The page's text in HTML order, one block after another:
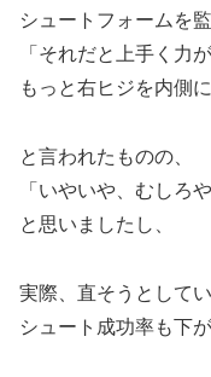
シュートフォームを
「それだと上手く力
もっと右ヒジを内側
と言われたものの、
「いやいや、むしろ
と思いましたし、
実際、直そうとして
シュート成功率も下